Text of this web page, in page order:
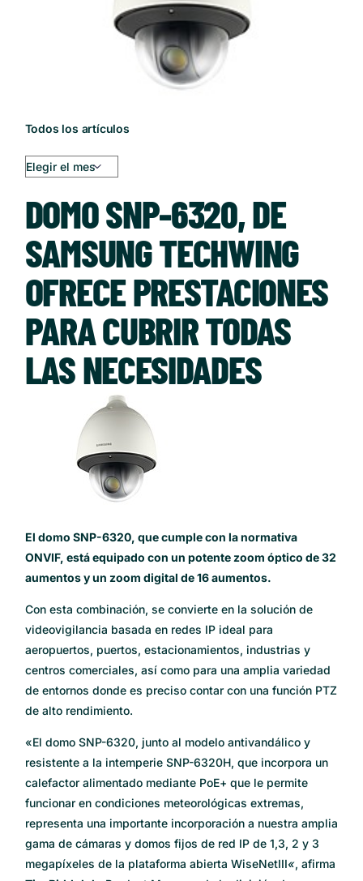
Todos los artículos
DOMO SNP-6320, DE
SAMSUNG TECHWING
OFRECE PRESTACIONES
PARA CUBRIR TODAS
LAS NECESIDADES
El domo SNP-6320, que cumple con la normativa
ONVIF, está equipado con un potente zoom óptico de 32
aumentos y un zoom digital de 16 aumentos.
Con esta combinación, se convierte en la solución de
videovigilancia basada en redes IP ideal para
aeropuertos, puertos, estacionamientos, industrias y
centros comerciales, así como para una amplia variedad
de entornos donde es preciso contar con una función PTZ
de alto rendimiento.
«El domo SNP-6320, junto al modelo antivandálico y
resistente a la intemperie SNP-6320H, que incorpora un
calefactor alimentado mediante PoE+ que le permite
funcionar en condiciones meteorológicas extremas,
representa una importante incorporación a nuestra amplia
gama de cámaras y domos fijos de red IP de 1,3, 2 y 3
megapíxeles de la plataforma abierta WiseNetIII«, afirma